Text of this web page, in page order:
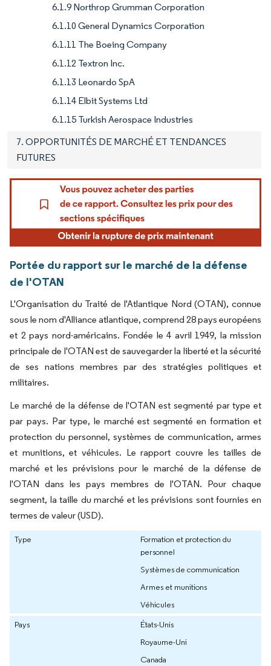
6.1.9 Northrop Grumman Corporation
6.1.10 General Dynamics Corporation
6.1.11 The Boeing Company
6.1.12 Textron Inc.
6.1.13 Leonardo SpA
6.1.14 Elbit Systems Ltd
6.1.15 Turkish Aerospace Industries
7. OPPORTUNITÉS DE MARCHÉ ET TENDANCES
FUTURES
Portée du rapport sur le marché de la défense
de l'OTAN
L'Organisation du Traité de l'Atlantique Nord (OTAN), connue
sous le nom d'Alliance atlantique, comprend 28 pays européens
et 2 pays nord-américains. Fondée le 4 avril 1949, la mission
principale de l'OTAN est de sauvegarder la liberté et la sécurité
de ses nations membres par des stratégies politiques et
militaires.
Le marché de la défense de l'OTAN est segmenté par type et
par pays. Par type, le marché est segmenté en formation et
protection du personnel, systèmes de communication, armes
et munitions, et véhicules. Le rapport couvre les tailles de
marché et les prévisions pour le marché de la défense de
l'OTAN dans les pays membres de l'OTAN. Pour chaque
segment, la taille du marché et les prévisions sont fournies en
termes de valeur (USD).
Type
Formation et protection du
personnel
Systèmes de communication
Armes et munitions
Véhicules
Pays
États-Unis
Royaume-Uni
Canada